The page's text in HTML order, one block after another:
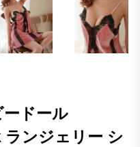
ードール
ンジェリー シ